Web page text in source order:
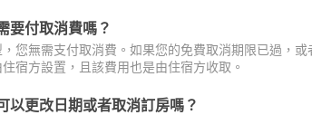
要付取消費嗎？
您無需支付取消費。如果您的免費取消期限已過，
宿方設置，且該費用也是由住宿方收取。
以更改日期或者取消訂房嗎？